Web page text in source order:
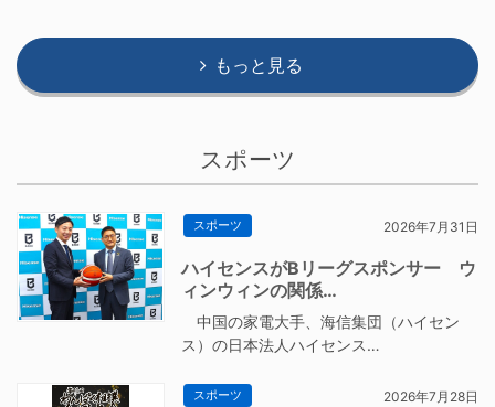
もっと見る
スポーツ
スポーツ 2026年7月31日
ハイセンスがBリーグスポンサー ウ
ィンウィンの関係…
中国の家電大手、海信集団（ハイセン
ス）の日本法人ハイセンス…
スポーツ 2026年7月28日